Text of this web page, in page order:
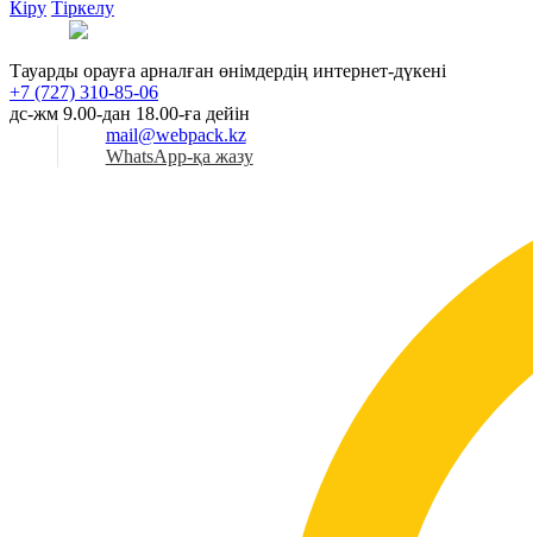
Кіру Тіркелу
Тауарды орауға арналған өнімдердің интернет-дүкені
+7 (727) 310-85-06
дс-жм 9.00-дан 18.00-ға дейін
mail@webpack.kz
WhatsApp-қа жазу